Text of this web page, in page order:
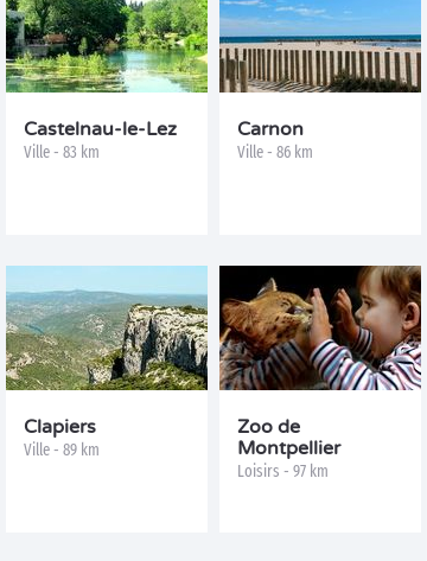
Castelnau-le-Lez
Ville - 83 km
Carnon
Ville - 86 km
Clapiers
Ville - 89 km
Zoo de
Montpellier
Loisirs - 97 km